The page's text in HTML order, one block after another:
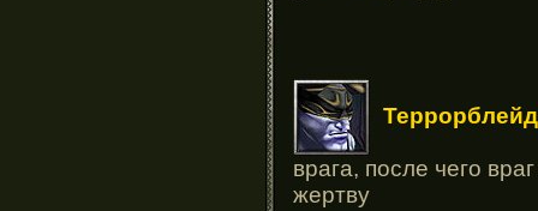
Террорблейд
врага, после чего
жертву